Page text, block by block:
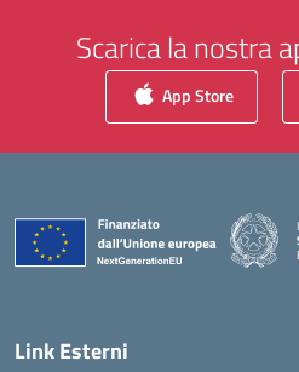
Scarica la nostra
App Store
Link Esterni